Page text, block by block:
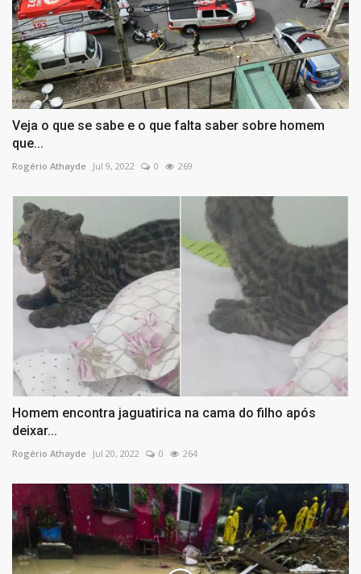
Veja o que se sabe e o que falta saber sobre homem
que...
Rogério Athayde Jul 9, 2022 0 269
Homem encontra jaguatirica na cama do filho após
deixar...
Rogério Athayde Jul 20, 2022 0 264